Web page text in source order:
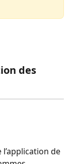
des
de